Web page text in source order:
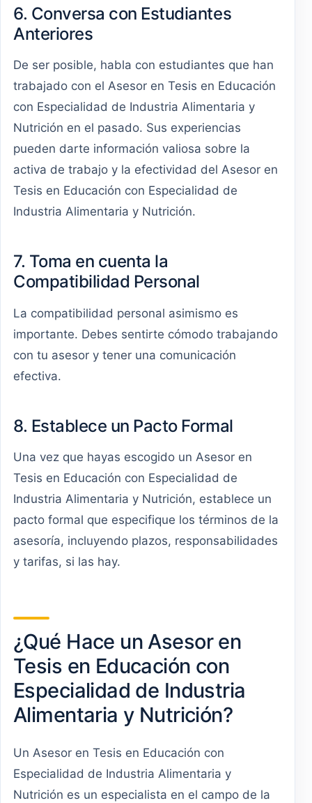
6. Conversa con Estudiantes
Anteriores
De ser posible, habla con estudiantes que han
trabajado con el Asesor en Tesis en Educación
con Especialidad de Industria Alimentaria y
Nutrición en el pasado. Sus experiencias
pueden darte información valiosa sobre la
activa de trabajo y la efectividad del Asesor en
Tesis en Educación con Especialidad de
Industria Alimentaria y Nutrición.
7. Toma en cuenta la
Compatibilidad Personal
La compatibilidad personal asimismo es
importante. Debes sentirte cómodo trabajando
con tu asesor y tener una comunicación
efectiva.
8. Establece un Pacto Formal
Una vez que hayas escogido un Asesor en
Tesis en Educación con Especialidad de
Industria Alimentaria y Nutrición, establece un
pacto formal que especifique los términos de la
asesoría, incluyendo plazos, responsabilidades
y tarifas, si las hay.
¿Qué Hace un Asesor en
Tesis en Educación con
Especialidad de Industria
Alimentaria y Nutrición?
Un Asesor en Tesis en Educación con
Especialidad de Industria Alimentaria y
Nutrición es un especialista en el campo de la